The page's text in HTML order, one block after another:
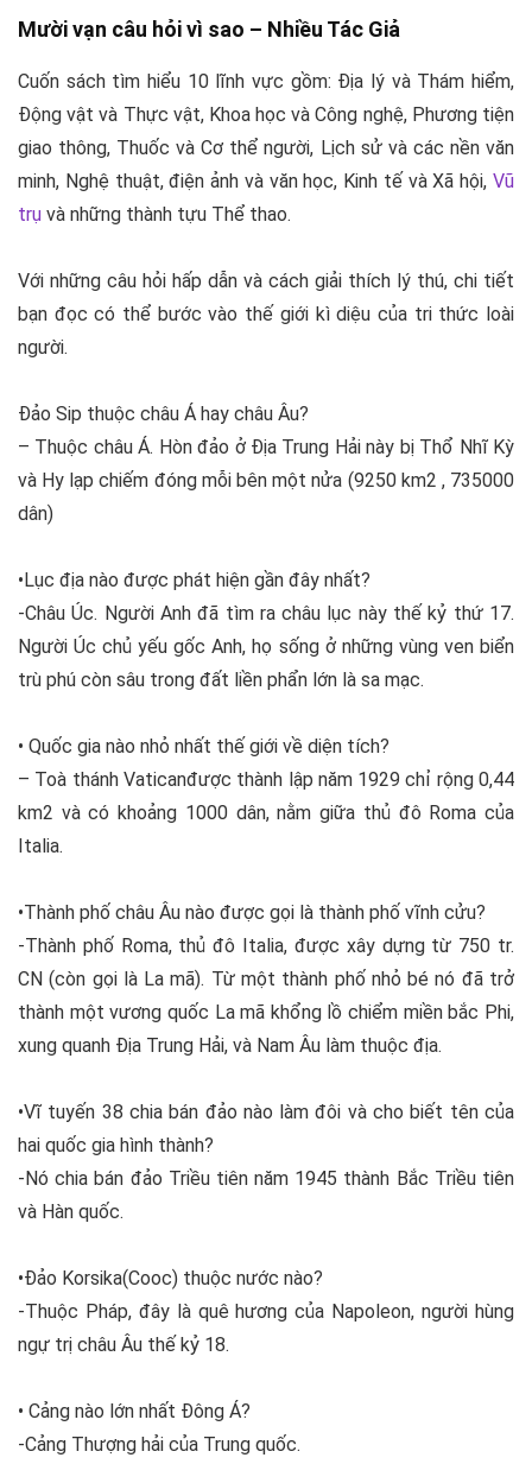
Mười vạn câu hỏi vì sao – Nhiều Tác Giả
Cuốn sách tìm hiểu 10 lĩnh vực gồm: Địa lý và Thám hiểm,
Động vật và Thực vật, Khoa học và Công nghệ, Phương tiện
giao thông, Thuốc và Cơ thể người, Lịch sử và các nền văn
minh, Nghệ thuật, điện ảnh và văn học, Kinh tế và Xã hội, Vũ
trụ và những thành tựu Thể thao.
Với những câu hỏi hấp dẫn và cách giải thích lý thú, chi tiết
bạn đọc có thể bước vào thế giới kì diệu của tri thức loài
người.
Đảo Sip thuộc châu Á hay châu Âu?
– Thuộc châu Á. Hòn đảo ở Địa Trung Hải này bị Thổ Nhĩ Kỳ
và Hy lạp chiếm đóng mỗi bên một nửa (9250 km2 , 735000
dân)
•Lục địa nào được phát hiện gần đây nhất?
-Châu Úc. Người Anh đã tìm ra châu lục này thế kỷ thứ 17.
Người Úc chủ yếu gốc Anh, họ sống ở những vùng ven biển
trù phú còn sâu trong đất liền phẩn lớn là sa mạc.
• Quốc gia nào nhỏ nhất thế giới về diện tích?
– Toà thánh Vaticanđược thành lập năm 1929 chỉ rộng 0,44
km2 và có khoảng 1000 dân, nằm giữa thủ đô Roma của
Italia.
•Thành phố châu Âu nào được gọi là thành phố vĩnh cửu?
-Thành phố Roma, thủ đô Italia, được xây dựng từ 750 tr.
CN (còn gọi là La mã). Từ một thành phố nhỏ bé nó đã trở
thành một vương quốc La mã khổng lồ chiểm miền bắc Phi,
xung quanh Địa Trung Hải, và Nam Âu làm thuộc địa.
•Vĩ tuyến 38 chia bán đảo nào làm đôi và cho biết tên của
hai quốc gia hình thành?
-Nó chia bán đảo Triều tiên năm 1945 thành Bắc Triều tiên
và Hàn quốc.
•Đảo Korsika(Cooc) thuộc nước nào?
-Thuộc Pháp, đây là quê hương của Napoleon, người hùng
ngự trị châu Âu thế kỷ 18.
• Cảng nào lớn nhất Đông Á?
-Cảng Thượng hải của Trung quốc.